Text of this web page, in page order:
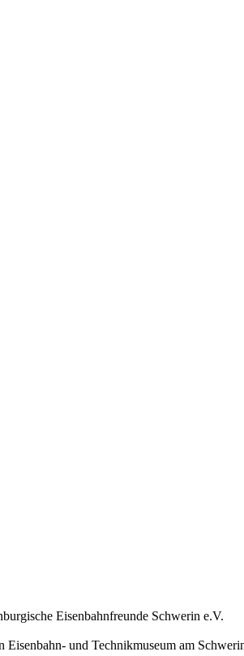
Eisenbahnfreunde Schwerin e.V.
und Technikmuseum am